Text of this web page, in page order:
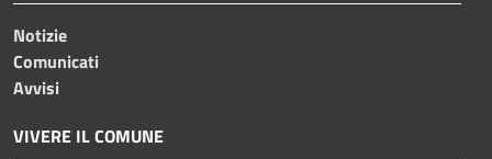
Notizie
Comunicati
Avvisi
VIVERE IL COMUNE